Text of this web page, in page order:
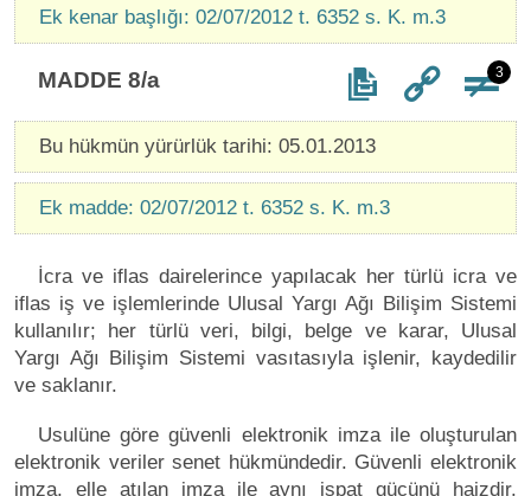
Ek kenar başlığı: 02/07/2012 t. 6352 s. K. m.3
MADDE 8/a 3
Bu hükmün yürürlük tarihi: 05.01.2013
Ek madde: 02/07/2012 t. 6352 s. K. m.3
İcra ve iflas dairelerince yapılacak her türlü icra ve
iflas iş ve işlemlerinde Ulusal Yargı Ağı Bilişim Sistemi
kullanılır; her türlü veri, bilgi, belge ve karar, Ulusal
Yargı Ağı Bilişim Sistemi vasıtasıyla işlenir, kaydedilir
ve saklanır.
Usulüne göre güvenli elektronik imza ile oluşturulan
elektronik veriler senet hükmündedir. Güvenli elektronik
imza, elle atılan imza ile aynı ispat gücünü haizdir.